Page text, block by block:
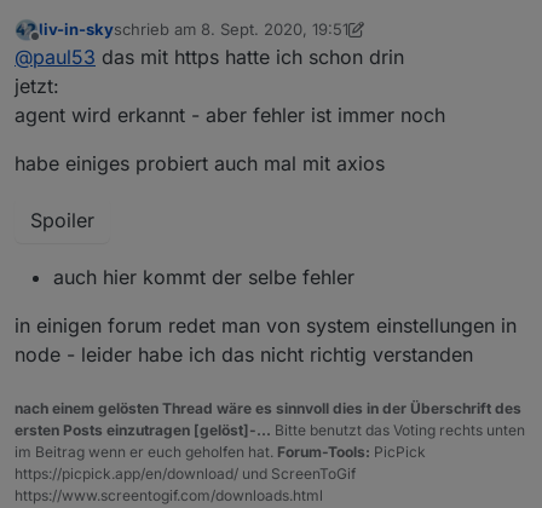
Agent is not defined
Neuer Versuch ohne Fehlermeldung (funktioniert bei
const url = 'https://corona-ampel.gv.at/sites/
        let arr = JSON.parse(json).warnstufen;
        for(let i = 0; i < arr.length; i++) {
if(arr[i].name == 'Graz (Stadt)')
        else log('Graz Warnstufe: 1');
    });
Offline
liv-in-skyschrieb am 8. Sept. 2020, 19:51
zuletzt editiert von liv-in-sky9. Aug. 2020, 21:52
@paul53 das mit https hatte ich schon drin
jetzt:
agent wird erkannt - aber fehler ist immer noch
habe einiges probiert auch mal mit axios
Spoiler
auch hier kommt der selbe fehler
in einigen forum redet man von system einstellungen in
node - leider habe ich das nicht richtig verstanden
nach einem gelösten Thread wäre es sinnvoll dies in der Überschrift des
ersten Posts einzutragen [gelöst]-... Bitte benutzt das Voting rechts unten
im Beitrag wenn er euch geholfen hat. Forum-Tools: PicPick
https://picpick.app/en/download/ und ScreenToGif
https://www.screentogif.com/downloads.html